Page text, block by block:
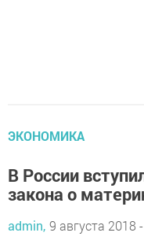
ЭКОНОМИКА
В России
закона о
admin, 9 августа 2018